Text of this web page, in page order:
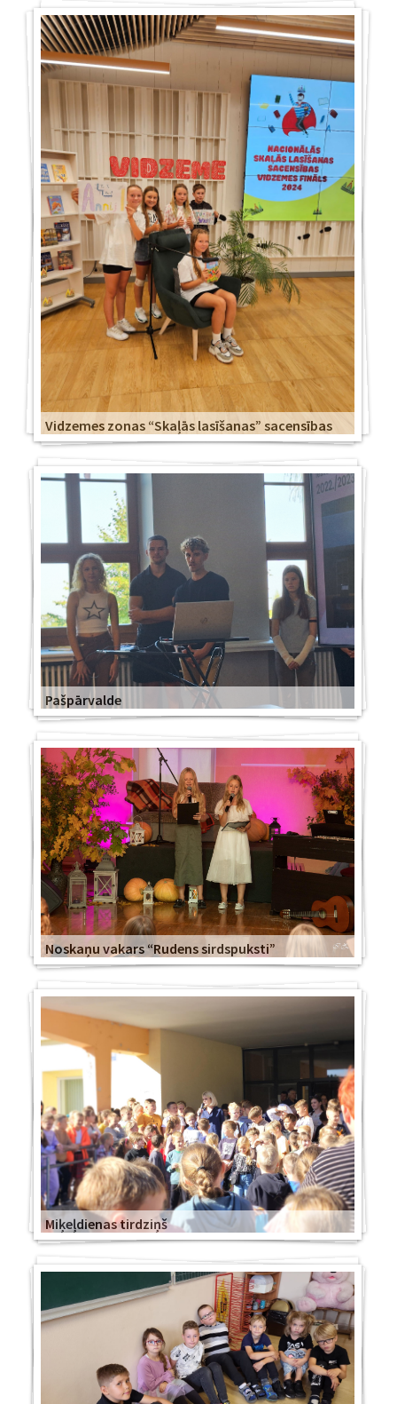
Vidzemes zonas “Skaļās lasīšanas” sacensības
Pašpārvalde
Noskaņu vakars “Rudens sirdspuksti”
Miķeļdienas tirdziņš